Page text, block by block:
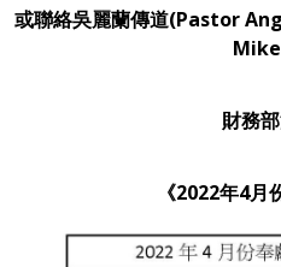
或聯絡吳麗蘭傳道(Pastor
財務
《2022年4月